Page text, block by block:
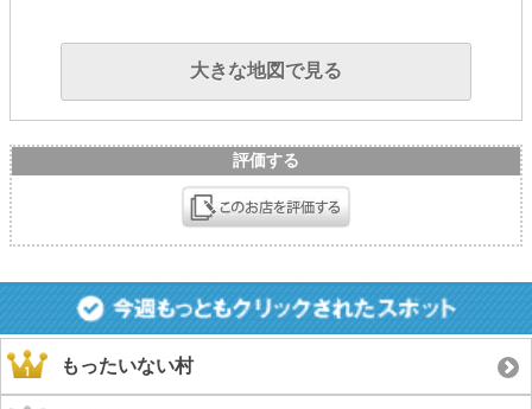
大きな地図で見る
評価する
もったいない村